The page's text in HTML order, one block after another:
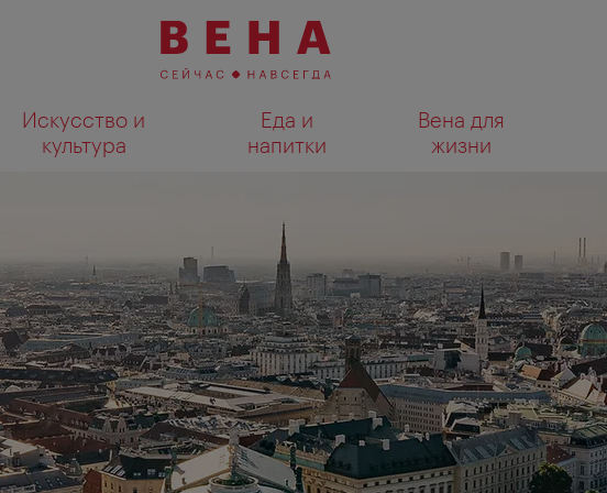
Искусство и
культура
Еда и
напитки
Вена для
жизни